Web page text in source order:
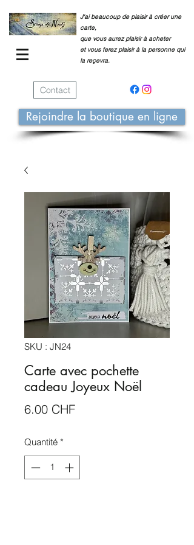
J'ai beaucoup de plaisir à créer une
carte,
que vous aurez plaisir à acheter
et vous ferez plaisir à la personne qui
la reçevra.
Contact
Rejoindre la boutique en ligne
SKU : JN24
Carte avec pochette
cadeau Joyeux Noël
6.00 CHFPrix
Quantité *